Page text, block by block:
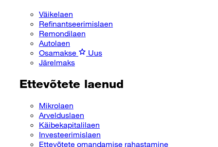
Väikelaen
Refinantseerimislaen
Remondilaen
Autolaen
Osamakse
Uus
Järelmaks
Ettevõtete laenud
Mikrolaen
Arvelduslaen
Käibekapitalilaen
Investeerimislaen
Ettevõtete omandamise rahastamine